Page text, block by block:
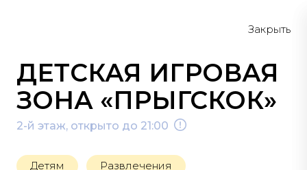
Схема
РАЗВЛЕЧЕНИЯ
Закрыть
ДЕТСКАЯ ИГРОВАЯ
ЗОНА «ПРЫГСКОК»
2-й этаж, открыто до 21:00
Детям Развлечения